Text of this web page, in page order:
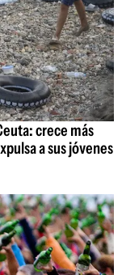
crece más
a sus jóvenes